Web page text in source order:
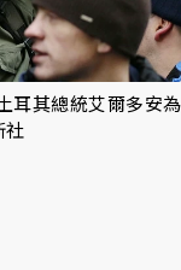
耳其總統艾爾多安為
社